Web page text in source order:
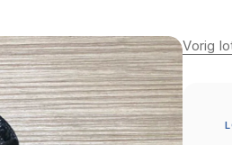
Vorig